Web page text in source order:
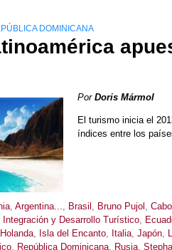
DOMINICANA
Por Doris Mármol
El turismo inicia el
índices entre los
, Argentina..., Brasil , Bruno Pujol ,
Integración y Desarrollo Turístico,
Holanda, Isla del Encanto, Italia, Japón,
, República Dominicana, Rusia,